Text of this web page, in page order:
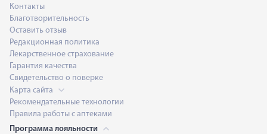
Контакты
Благотворительность
Оставить отзыв
Редакционная политика
Лекарственное страхование
Гарантия качества
Свидетельство о поверке
Карта сайта
Рекомендательные технологии
Правила работы с аптеками
Программа лояльности